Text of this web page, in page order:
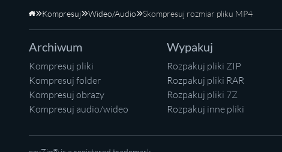
Strona główna
Kompresuj Wideo/Audio Skompresuj rozmiar pliku MP4
Archiwum
Kompresuj pliki
Kompresuj folder
Kompresuj obrazy
Kompresuj audio/wideo
Wypakuj
Rozpakuj pliki ZIP
Rozpakuj pliki RAR
Rozpakuj pliki 7Z
Rozpakuj inne pliki